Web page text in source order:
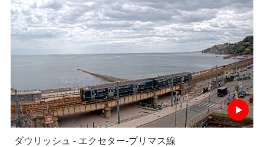
ダウリッシュ - エクセター-プリマス線